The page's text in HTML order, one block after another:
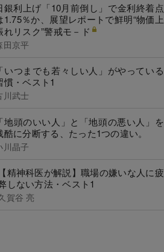
銀利上げ「10月前倒し」で金利終着点
1.75％か、展望レポートで鮮明“物価上
れリスク”警戒モ－ド
田京平
「いつまでも若々しい人」がやっている
慣・ベスト1
川武士
「地頭のいい人」と「地頭の悪い人」を
酷に分断する、たった1つの違い。
川晶子
【精神科医が解説】職場の嫌いな人に疲
しない方法・ベスト1
賀谷 亮